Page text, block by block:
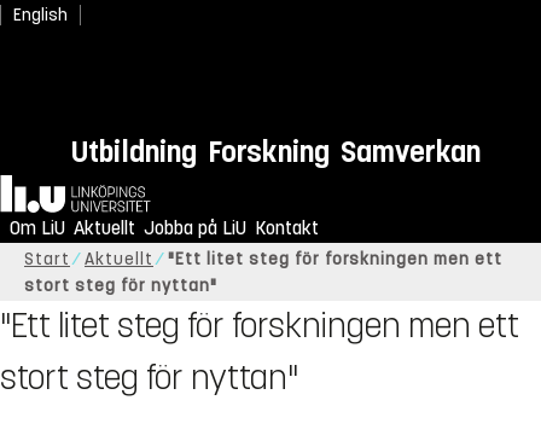
English
Utbildning Forskning Samverkan
Hem
Om LiU Aktuellt Jobba på LiU Kontakt
Start Aktuellt
"Ett litet steg för forskningen men ett
stort steg för nyttan"
"Ett litet steg för forskningen men ett
stort steg för nyttan"